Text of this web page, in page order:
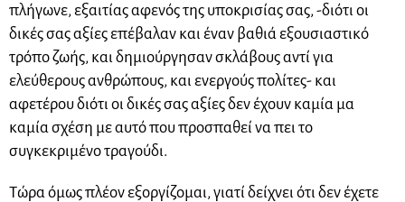
πλήγωνε, εξαιτίας αφενός της υποκρισίας σας, -διότι οι
δικές σας αξίες επέβαλαν και έναν βαθιά εξουσιαστικό
τρόπο ζωής, και δημιούργησαν σκλάβους αντί για
ελεύθερους ανθρώπους, και ενεργούς πολίτες- και
αφετέρου διότι οι δικές σας αξίες δεν έχουν καμία μα
καμία σχέση με αυτό που προσπαθεί να πει το
συγκεκριμένο τραγούδι.
Τώρα όμως πλέον εξοργίζομαι, γιατί δείχνει ότι δεν έχετε